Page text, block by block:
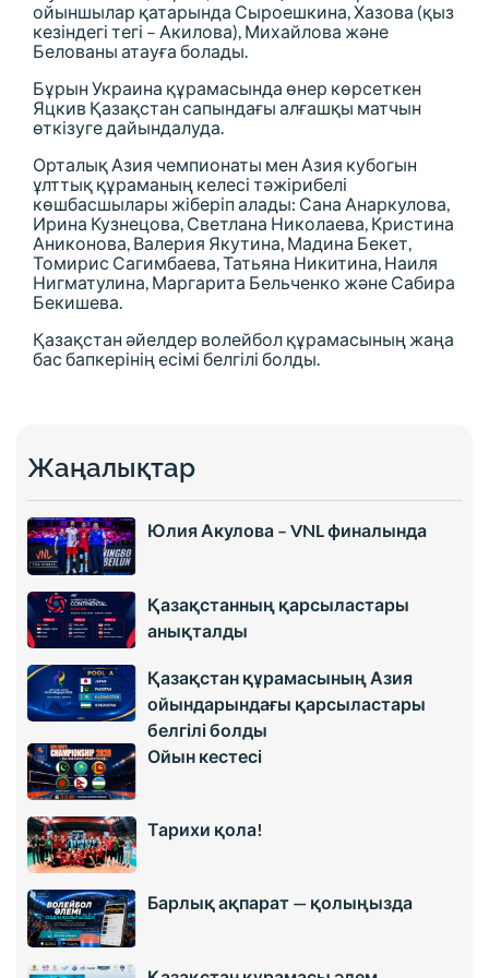
ойыншылар қатарында Сыроешкина, Хазова (қыз
кезіндегі тегі – Акилова), Михайлова және
Белованы атауға болады.
Бұрын Украина құрамасында өнер көрсеткен
Яцкив Қазақстан сапындағы алғашқы матчын
өткізуге дайындалуда.
Орталық Азия чемпионаты мен Азия кубогын
ұлттық құраманың келесі тәжірибелі
көшбасшылары жіберіп алады: Сана Анаркулова,
Ирина Кузнецова, Светлана Николаева, Кристина
Аниконова, Валерия Якутина, Мадина Бекет,
Томирис Сагимбаева, Татьяна Никитина, Наиля
Нигматулина, Маргарита Бельченко және Сабира
Бекишева.
Қазақстан әйелдер волейбол құрамасының жаңа
бас бапкерінің есімі белгілі болды.
Жаңалықтар
Юлия Акулова – VNL финалында
Қазақстанның қарсыластары
анықталды
Қазақстан құрамасының Азия
ойындарындағы қарсыластары
белгілі болды
Ойын кестесі
Тарихи қола!
Барлық ақпарат — қолыңызда